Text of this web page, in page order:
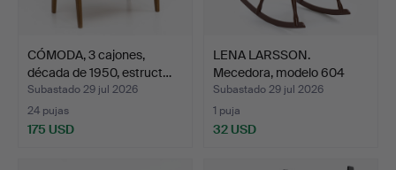
CÓMODA, 3 cajones,
década de 1950, estruct…
Subastado 29 jul 2026
24 pujas
175 USD
LENA LARSSON.
Mecedora, modelo 604
"Bohem"…
Subastado 29 jul 2026
1 puja
32 USD